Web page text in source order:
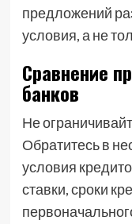
предложений
условия, а не
Сравнение
банков
Не
Обратитесь в
условия
ставки, сроки